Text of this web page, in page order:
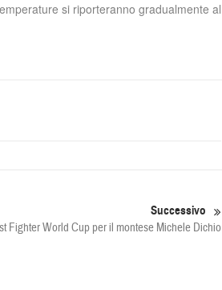
si riporteranno gradualmente al
Successivo
Fighter World Cup per il montese Michele Dichio